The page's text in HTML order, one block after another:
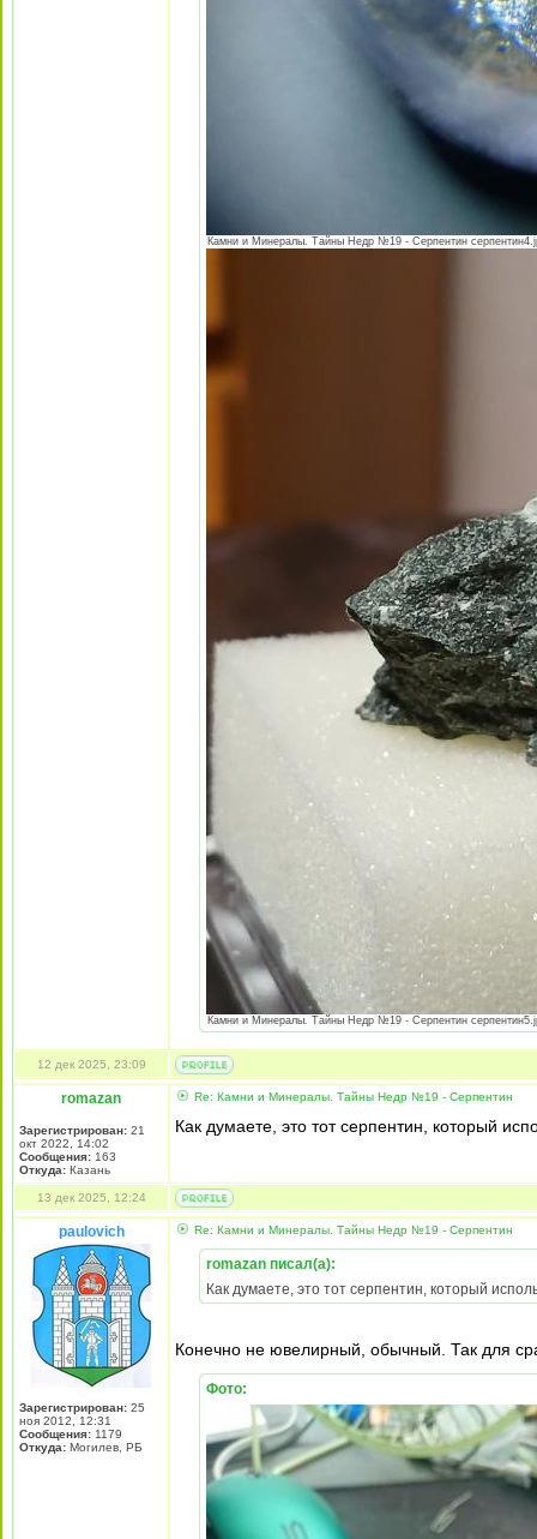
Камни и Минералы. Тайны Недр №19 - Серпентин
Камни и Минералы. Тайны Недр №19 - Серпентин
12 дек 2025, 23:09
romazan
Зарегистрирован: 21
окт 2022, 14:02
Сообщения: 163
Откуда: Казань
Re: Камни и Минералы. Тайны Недр №19 - Серпентин
Как думаете, это тот серпентин, который
13 дек 2025, 12:24
paulovich
Зарегистрирован: 25
ноя 2012, 12:31
Сообщения: 1179
Откуда: Могилев, РБ
Re: Камни и Минералы. Тайны Недр №19 - Серпентин
romazan писал(а):
Как думаете, это тот серпентин, который
Конечно не ювелирный, обычный. Так для
Фото: